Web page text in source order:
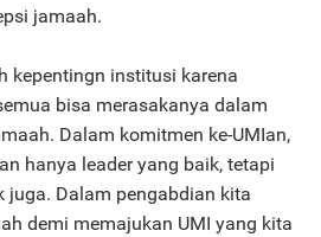
jamaah.
kepentingn institusi karena
bisa merasakanya dalam
Dalam komitmen ke-UMIan,
hanya leader yang baik, tetapi
juga. Dalam pengabdian kita
demi memajukan UMI yang kita